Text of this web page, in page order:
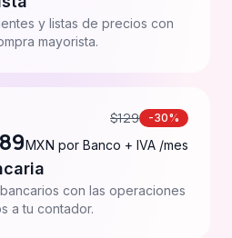
y listas de precios con
mayorista.
$129 -30%
89MXN por Banco + IVA /mes
con las operaciones
a tu contador.